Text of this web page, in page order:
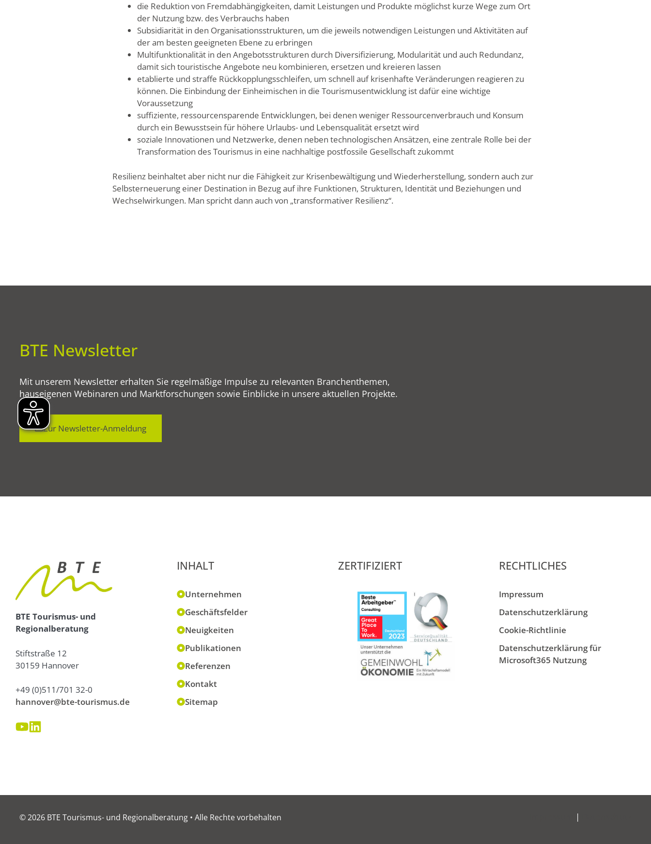
die Reduktion von Fremdabhängigkeiten, damit Leistungen und Produkte möglichst kurze Wege zum Ort
der Nutzung bzw. des Verbrauchs haben
Subsidiarität in den Organisationsstrukturen, um die jeweils notwendigen Leistungen und Aktivitäten auf
der am besten geeigneten Ebene zu erbringen
Multifunktionalität in den Angebotsstrukturen durch Diversifizierung, Modularität und auch Redundanz,
damit sich touristische Angebote neu kombinieren, ersetzen und kreieren lassen
etablierte und straffe Rückkopplungsschleifen, um schnell auf krisenhafte Veränderungen reagieren zu
können. Die Einbindung der Einheimischen in die Tourismusentwicklung ist dafür eine wichtige
Voraussetzung
suffiziente, ressourcensparende Entwicklungen, bei denen weniger Ressourcenverbrauch und Konsum
durch ein Bewusstsein für höhere Urlaubs- und Lebensqualität ersetzt wird
soziale Innovationen und Netzwerke, denen neben technologischen Ansätzen, eine zentrale Rolle bei der
Transformation des Tourismus in eine nachhaltige postfossile Gesellschaft zukommt
Resilienz beinhaltet aber nicht nur die Fähigkeit zur Krisenbewältigung und Wiederherstellung, sondern auch zur
Selbsterneuerung einer Destination in Bezug auf ihre Funktionen, Strukturen, Identität und Beziehungen und
Wechselwirkungen. Man spricht dann auch von „transformativer Resilienz“.
BTE Newsletter
Mit unserem Newsletter erhalten Sie regelmäßige Impulse zu relevanten Branchenthemen,
hauseigenen Webinaren und Marktforschungen sowie Einblicke in unsere aktuellen Projekte.
Zur Newsletter-Anmeldung
BTE Tourismus- und
Regionalberatung
Stiftstraße 12
30159 Hannover
+49 (0)511/701 32-0
hannover@bte-tourismus.de
INHALT
Unternehmen
Geschäftsfelder
Neuigkeiten
Publikationen
Referenzen
Kontakt
Sitemap
ZERTIFIZIERT RECHTLICHES
Impressum
Datenschutzerklärung
Cookie-Richtlinie
Datenschutzerklärung für
Microsoft365 Nutzung
© 2026 BTE Tourismus- und Regionalberatung • Alle Rechte vorbehalten |